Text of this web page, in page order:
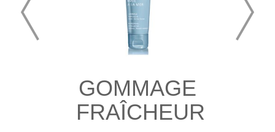
GOMMAGE
FRAÎCHEUR